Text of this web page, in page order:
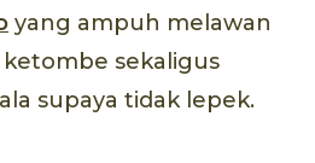
yang ampuh melawan
sekaligus
supaya tidak lepek.